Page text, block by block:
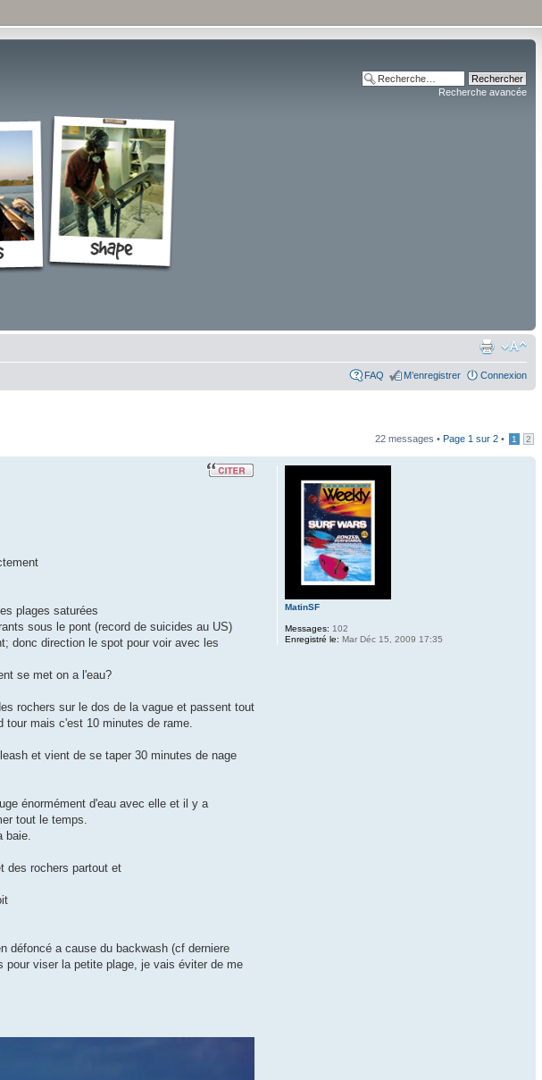
Recherche avancée
FAQ M’enregistrer Connexion
22 messages • Page 1 sur 2 • 1 2
plages saturées
sous le pont (record de suicides au US)
donc direction le spot pour voir avec les
se met on a l'eau?
rochers sur le dos de la vague et passent tout
mais c'est 10 minutes de rame.
et vient de se taper 30 minutes de nage
énormément d'eau avec elle et il y a
tout le temps.
baie.
des rochers partout et
défoncé a cause du backwash (cf derniere
pour viser la petite plage, je vais éviter de me
MatinSF
Messages: 102
Enregistré le: Mar Déc 15, 2009 17:35